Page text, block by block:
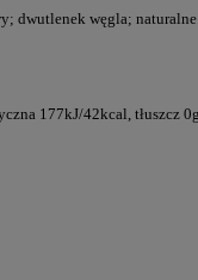
dwutlenek węgla;
177kJ/42kcal, tłuszcz